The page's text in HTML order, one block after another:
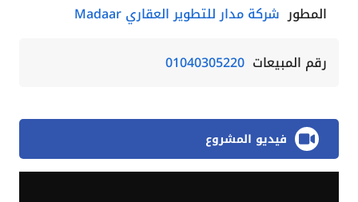
المطور شركة مدار للتطوير العقاري Madaar
رقم المبيعات 01040305220
فيديو المشروع